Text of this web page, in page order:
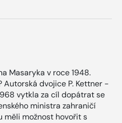
Masaryka v roce 1948.
Autorská dvojice P. Kettner -
vytkla za cíl dopátrat se
ministra zahraničí
měli možnost hovořit s